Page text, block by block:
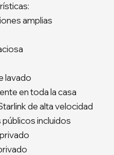
amplias
lavado
en toda la casa
de alta velocidad
públicos incluidos